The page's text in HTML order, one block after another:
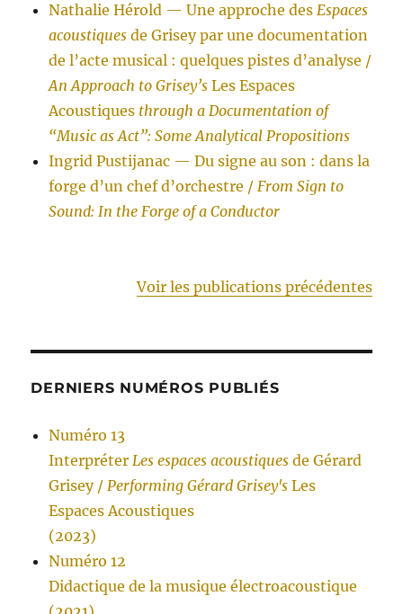
Nathalie Hérold — Une approche desEspaces
acoustiques de Grisey par une documentation
de l’acte musical : quelques pistes d’analyse /
An Approach to Grisey’s Les Espaces
Acoustiques through a Documentation of
“Music as Act”: Some Analytical Propositions
Ingrid Pustijanac — Du signe au son : dans la
forge d’un chef d’orchestre /From Sign to
Sound: In the Forge of a Conductor
Voir les publications précédentes
DERNIERS NUMÉROS PUBLIÉS
Numéro 13
InterpréterLes espaces acoustiques de Gérard
Grisey /Performing Gérard Grisey's Les
Espaces Acoustiques
(2023)
Numéro 12
Didactique de la musique électroacoustique